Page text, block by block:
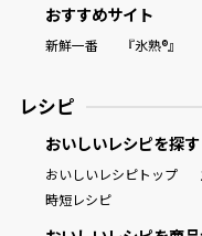
おすすめサイト
新鮮一番 『氷熟®』
レシピ
おいしいレシピを探す
おいしいレシピトップ
時短レシピ